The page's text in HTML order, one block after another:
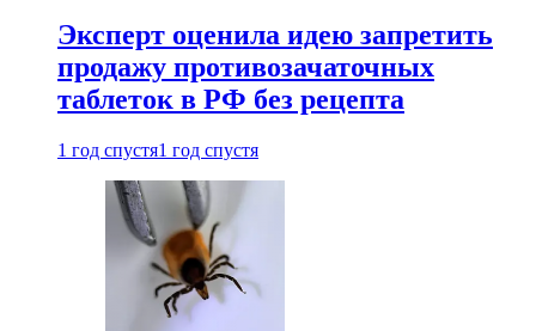
Эксперт оценила идею запретить
продажу противозачаточных
таблеток в РФ без рецепта
1 год спустя1 год спустя